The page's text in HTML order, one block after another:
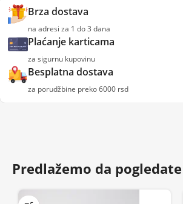
Brza dostava
na adresi za 1 do 3 dana
Plaćanje karticama
za sigurnu kupovinu
Besplatna dostava
za porudžbine preko 6000 rsd
Predlažemo da pogledate